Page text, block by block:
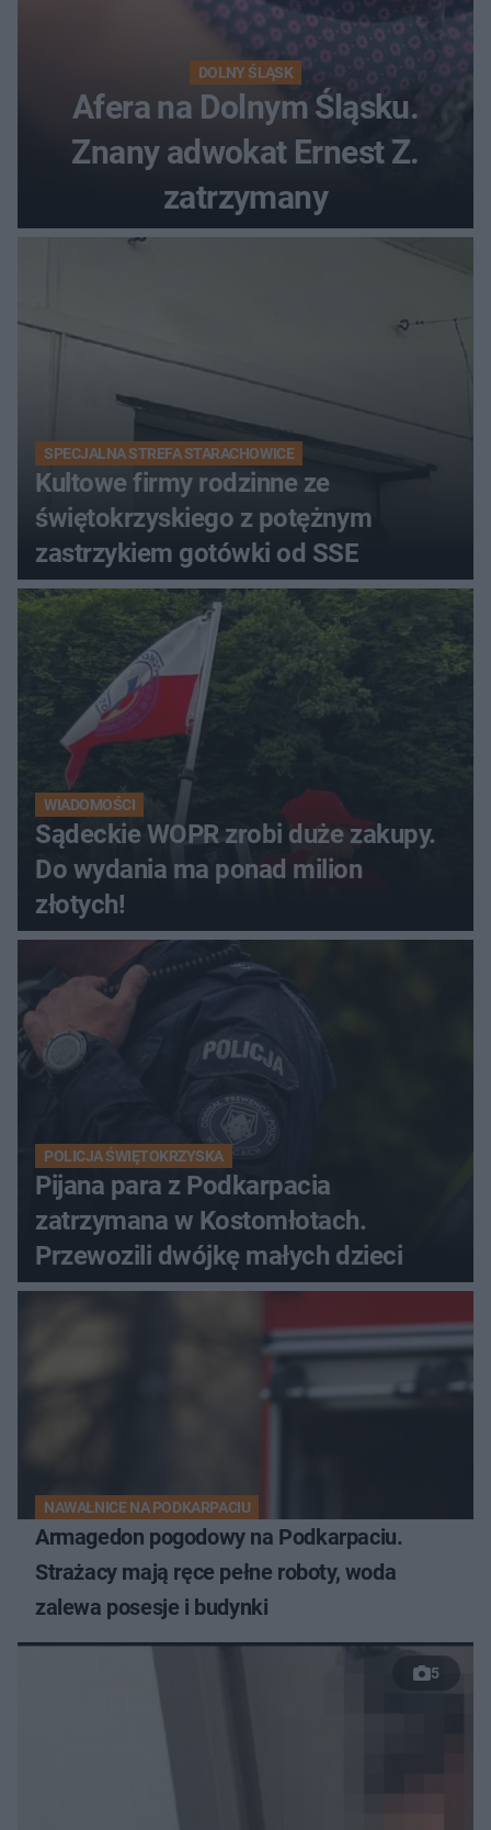
DOLNY ŚLĄSK
Afera na Dolnym Śląsku.
Znany adwokat Ernest Z.
zatrzymany
SPECJALNA STREFA STARACHOWICE
Kultowe firmy rodzinne ze
świętokrzyskiego z potężnym
zastrzykiem gotówki od SSE
WIADOMOŚCI
Sądeckie WOPR zrobi duże zakupy.
Do wydania ma ponad milion
złotych!
POLICJA ŚWIĘTOKRZYSKA
Pijana para z Podkarpacia
zatrzymana w Kostomłotach.
Przewozili dwójkę małych dzieci
NAWAŁNICE NA PODKARPACIU
Armagedon pogodowy na Podkarpaciu.
Strażacy mają ręce pełne roboty, woda
zalewa posesje i budynki
5